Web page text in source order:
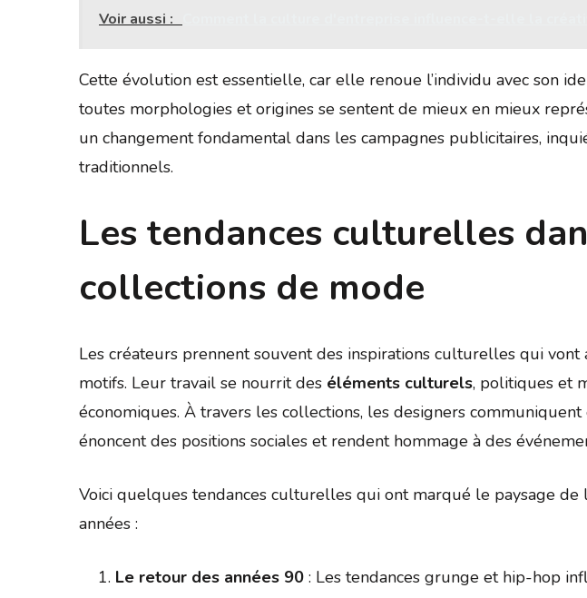
Voir aussi :
Cette évolution est essentielle, car elle renoue l’individu avec son
toutes morphologies et origines se sentent de mieux en mieux
un changement fondamental dans les campagnes publicitaires,
traditionnels.
Les tendances culturelles
collections de mode
Les créateurs prennent souvent des inspirations culturelles qui
motifs. Leur travail se nourrit des éléments culturels, politiques et
économiques. À travers les collections, les designers
énoncent des positions sociales et rendent hommage à des
Voici quelques tendances culturelles qui ont marqué le paysage de
années :
Le retour des années 90 : Les tendances grunge et hip-hop